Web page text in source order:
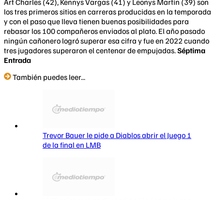
Art Charles (42), Kennys Vargas (41) y Leonys Martin (39) son
los tres primeros sitios en carreras producidas en la temporada
y con el paso que lleva tienen buenas posibilidades para
rebasar los 100 compañeros enviados al plato. El año pasado
ningún cañonero logró superar esa cifra y fue en 2022 cuando
tres jugadores superaron el centenar de empujadas.Séptima
Entrada
También puedes leer...
Trevor Bauer le pide a Diablos abrir el Juego 1
de la final en LMB